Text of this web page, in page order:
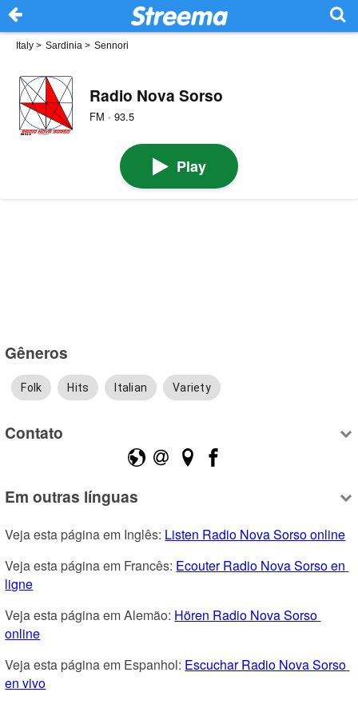
Italy > Sardinia > Sennori
Radio Nova Sorso
FM · 93.5
Play
Gêneros
Folk Hits Italian Variety
Contato
Em outras línguas
Veja esta página em Inglês: Listen Radio Nova Sorso online
Veja esta página em Francês: Ecouter Radio Nova Sorso en
ligne
Veja esta página em Alemão: Hören Radio Nova Sorso
online
Veja esta página em Espanhol: Escuchar Radio Nova Sorso
en vivo